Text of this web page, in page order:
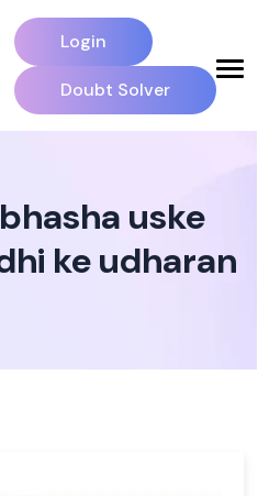
Login
Doubt Solver
uske
ke udharan